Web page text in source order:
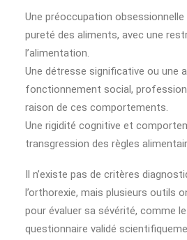
Une préoccupation
pureté des aliments, avec une
l’alimentation.
Une détresse significative ou une
fonctionnement social,
raison de ces comportements.
Une rigidité cognitive et
transgression des règles
Il n’existe pas de critères
l’orthorexie, mais plusieurs outils
pour évaluer sa sévérité, comme le
questionnaire validé